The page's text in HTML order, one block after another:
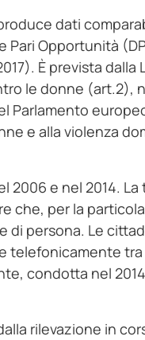
dati
Opportunità
È prevista dalla
le donne (art.2),
Parlamento
e alla violenza
2006 e nel 2014. La
che, per la
persona. Le
telefonicamente tra
condotta nel
rilevazione in